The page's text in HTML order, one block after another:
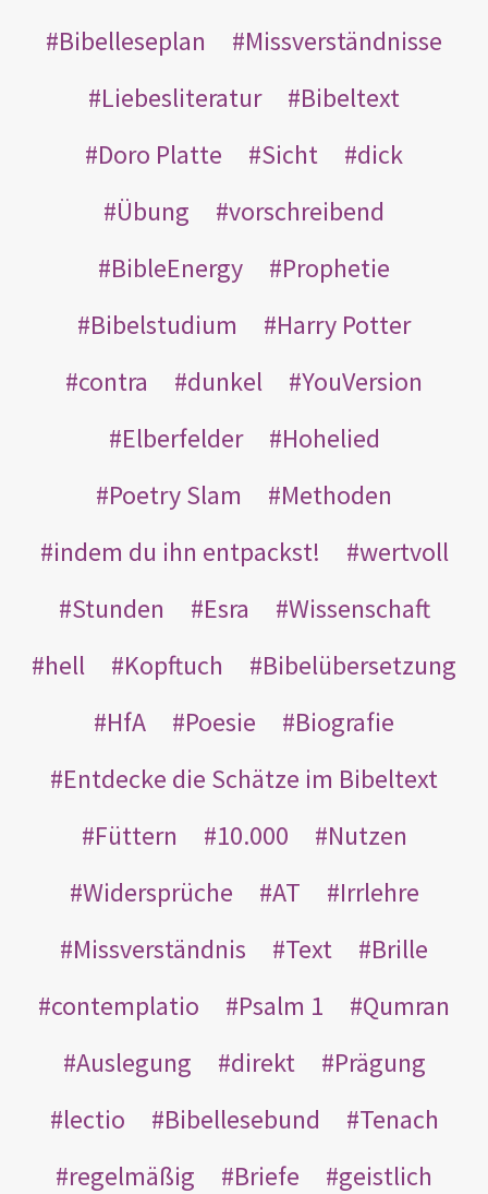
Bibelleseplan
Missverständnisse
Liebesliteratur
Bibeltext
Doro Platte
Sicht
dick
Übung
vorschreibend
BibleEnergy
Prophetie
Bibelstudium
Harry Potter
contra
dunkel
YouVersion
Elberfelder
Hohelied
Poetry Slam
Methoden
indem du ihn entpackst!
wertvoll
Stunden
Esra
Wissenschaft
hell
Kopftuch
Bibelübersetzung
HfA
Poesie
Biografie
Entdecke die Schätze im Bibeltext
Füttern
10.000
Nutzen
Widersprüche
AT
Irrlehre
Missverständnis
Text
Brille
contemplatio
Psalm 1
Qumran
Auslegung
direkt
Prägung
lectio
Bibellesebund
Tenach
regelmäßig
Briefe
geistlich